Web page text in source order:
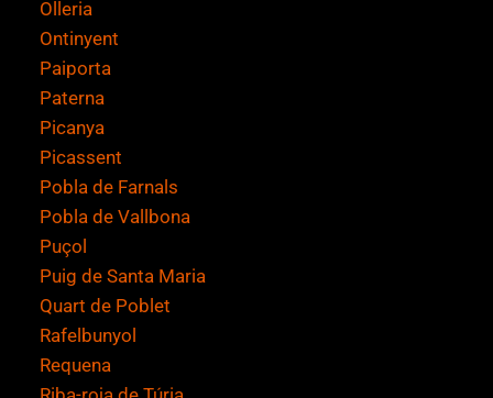
Olleria
Ontinyent
Paiporta
Paterna
Picanya
Picassent
Pobla de Farnals
Pobla de Vallbona
Puçol
Puig de Santa Maria
Quart de Poblet
Rafelbunyol
Requena